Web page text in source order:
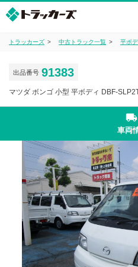
トラッカーズ 中古トラック一覧 平ボデ
出品番号 91383
マツダ ボンゴ 小型 平ボディ DBF-
local_shipping
車両